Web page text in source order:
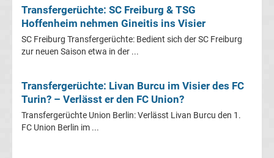
Aufsteiger
Liste
Bundesliga
Transfergerüchte: SC Freiburg & TSG
Hoffenheim nehmen Gineitis ins Visier
SC Freiburg Transfergerüchte: Bedient sich der SC Freiburg
zur neuen Saison etwa in der ...
Transfergerüchte: Livan Burcu im Visier des FC
Turin? – Verlässt er den FC Union?
Transfergerüchte Union Berlin: Verlässt Livan Burcu den 1.
FC Union Berlin im ...